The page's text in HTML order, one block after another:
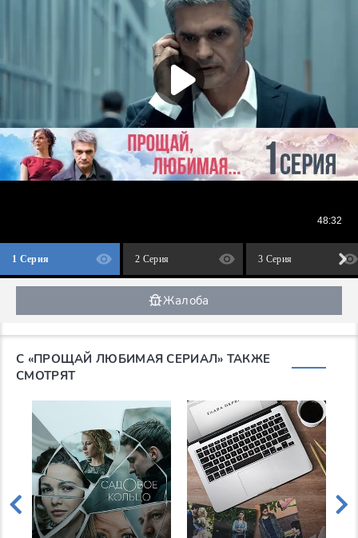
1 Серия 2 Серия 3 Серия
Жалоба
С «ПРОЩАЙ ЛЮБИМАЯ СЕРИАЛ» ТАКЖЕ
СМОТРЯТ